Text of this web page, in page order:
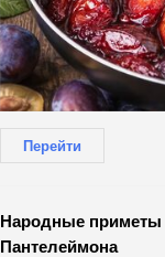
Перейти
Народные приметы
Пантелеймона